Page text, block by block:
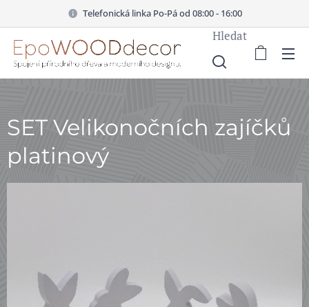
Telefonická linka Po-Pá od 08:00 - 16:00
Hledat
SET Velikonočních zajíčků
platinový